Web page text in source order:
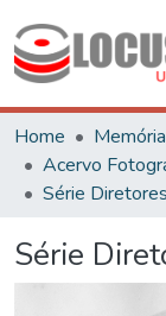
Home
Série Diretores
Série